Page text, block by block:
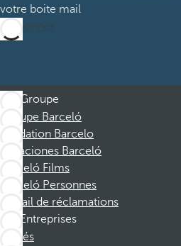
votre boite mail
M’abonner
Groupe
Groupe Barceló
Fondation Barcelo
Vacaciones Barceló
Barceló Films
Barceló Personnes
Portail de réclamations
Entreprises
Affiliés